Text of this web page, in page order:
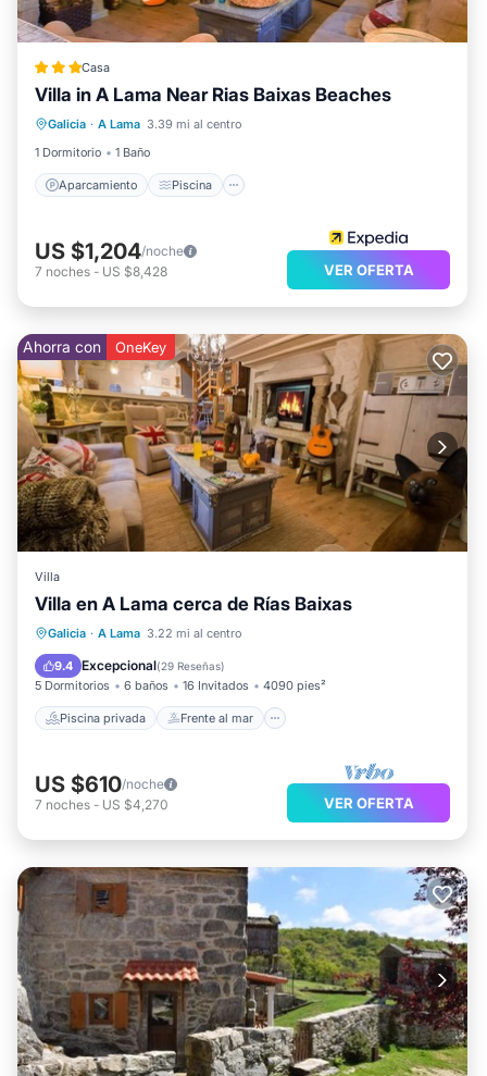
Casa
Villa in A Lama Near Rias Baixas Beaches
Galicia · A Lama 3.39 mi al centro
1 Dormitorio
1 Baño
Aparcamiento Piscina
Aparcamiento
Piscina
Balcón/Terraza
Cocina
US $1,204/noche
7 noches - US $8,428 VER OFERTA
Ahorra con OneKey
Villa
Villa en A Lama cerca de Rías Baixas
Galicia · A Lama 3.22 mi al centro
9.4 Excepcional(29 Reseñas)
5 Dormitorios 6 baños 16 Invitados 4090 pies²
Piscina privada Frente al mar
Piscina privada
Frente al mar
Aparcamiento
US $610/noche
7 noches - US $4,270 VER OFERTA